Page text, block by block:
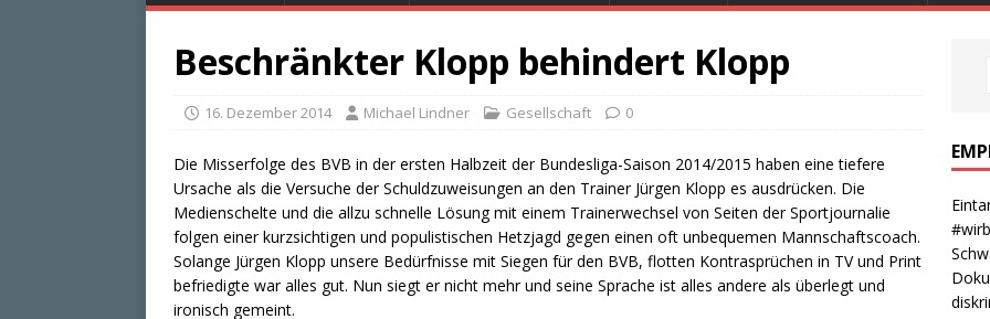
Beschränkter Klopp behindert Klopp
16. Dezember 2014 Michael Lindner Gesellschaft 0
Die Misserfolge des BVB in der ersten Halbzeit der Bundesliga-Saison 2014/2015 haben eine tiefere
Ursache als die Versuche der Schuldzuweisungen an den Trainer Jürgen Klopp es ausdrücken. Die
Medienschelte und die allzu schnelle Lösung mit einem Trainerwechsel von Seiten der Sportjournalie
folgen einer kurzsichtigen und populistischen Hetzjagd gegen einen oft unbequemen Mannschaftscoach.
Solange Jürgen Klopp unsere Bedürfnisse mit Siegen für den BVB, flotten Kontrasprüchen in TV und Print
befriedigte war alles gut. Nun siegt er nicht mehr und seine Sprache ist alles andere als überlegt und
ironisch gemeint.